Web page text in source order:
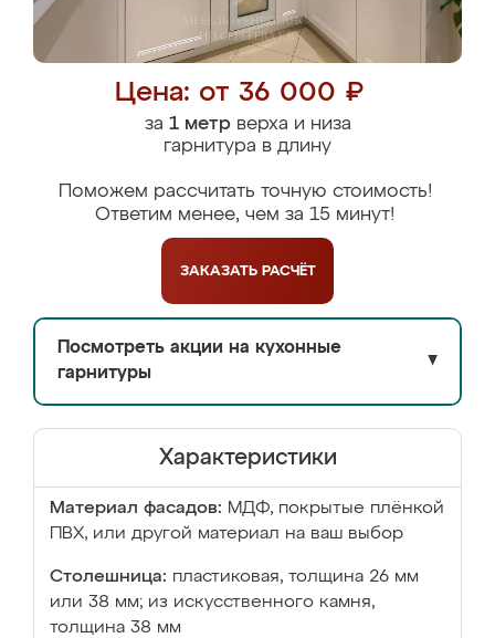
Цена: от 36 000 ₽
за 1 метрверха и низа
гарнитура в длину
Поможем рассчитать точную стоимость!
Ответим менее, чем за 15 минут!
ЗАКАЗАТЬ РАСЧЁТ
Посмотреть акции на кухонные
гарнитуры
▼
Характеристики
Материал фасадов: МДФ, покрытые плёнкой
ПВХ, или другой материал на ваш выбор
Столешница: пластиковая, толщина 26 мм
или 38 мм; из искусственного камня,
толщина 38 мм